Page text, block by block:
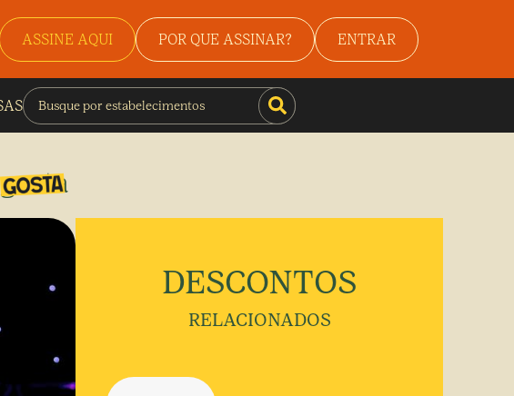
ASSINE AQUI POR QUE ASSINAR? ENTRAR
DESCONTOS
RELACIONADOS